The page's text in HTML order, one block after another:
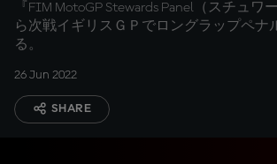
『FIM MotoGP Stewards Panel（スチュワ
ら次戦イギリスＧＰでロングラップペナ
る。
26 Jun 2022
SHARE